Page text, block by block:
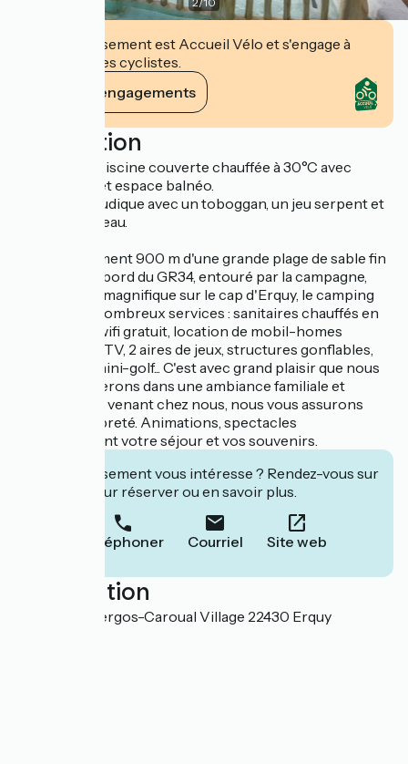
Cet établissement est Accueil Vélo et s'engage à
accueillir des cyclistes.
Voir ses engagements
Description
Nouveauté : Piscine couverte chauffée à 30°C avec
pataugeoire et espace balnéo.
Espace aqualudique avec un toboggan, un jeu serpent et
une cloche à eau.
Situé à seulement 900 m d'une grande plage de sable fin
surveillée, au bord du GR34, entouré par la campagne,
avec une vue magnifique sur le cap d'Erquy, le camping
propose de nombreux services : sanitaires chauffés en
hors saison, wifi gratuit, location de mobil-homes
récents avec TV, 2 aires de jeux, structures gonflables,
trampoline, mini-golf... C'est avec grand plaisir que nous
vous accueillerons dans une ambiance familiale et
conviviale. En venant chez nous, nous vous assurons
calme et propreté. Animations, spectacles
agrémenteront votre séjour et vos souvenirs.
Cet établissement vous intéresse ? Rendez-vous sur
leur site pour réserver ou en savoir plus.
Téléphoner Courriel Site web
Localisation
Rue Pierre Vergos-Caroual Village 22430 Erquy